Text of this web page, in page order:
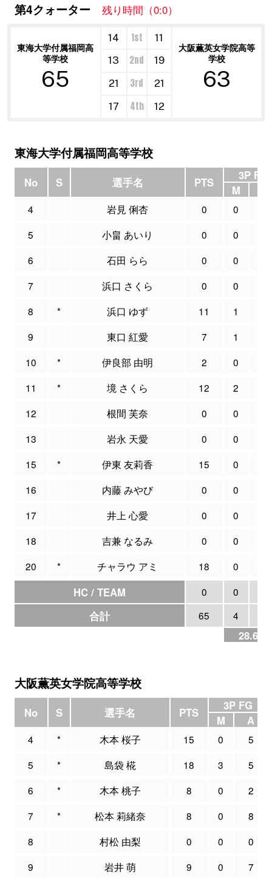
第4クォーター 残り時間（0:0）
東海大学付属福岡高
等学校
65
14 1st 11
大阪薫英女学院高等
学校
63
13 2nd
19
21
3rd
21
17
4th 12
東海大学付属福岡高等学校
No S 選手名 PTS
3P FG
M
4 岩見 俐杏 0 0
5
小畠 あいり 0 0
6
石田 らら 0 0
7
浜口 さくら 0 0
8
* 浜口 ゆず 11 1
9
東口 紅愛 7 1
10
* 伊良部 由明 2 0
11
* 境 さくら 12 2
12
根間 芙奈 0 0
13
岩永 天愛 0 0
15
* 伊東 友莉香 15 0
16
内藤 みやび 0 0
17
井上 心愛 0 0
18
吉兼 なるみ 0 0
20
* チャラウ アミ 18 0
HC / TEAM 0 0
合計 65 4
28.6%
大阪薫英女学院高等学校
No S 選手名 PTS
3P FG
M
A
4 * 木本 桜子 15 0
5
5
* 島袋 椛 18 3
5
6
* 木本 桃子 8 0
2
7
* 松本 莉緒奈 8 0
8
8
村松 由梨 0 0
0
9
岩井 萌 9 0 7